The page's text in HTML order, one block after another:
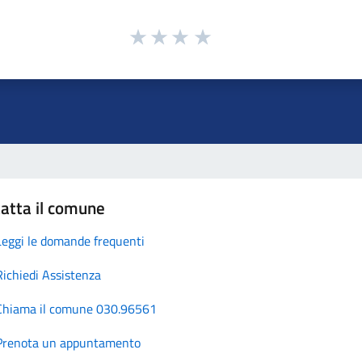
il comune
le domande frequenti
Assistenza
il comune 030.96561
un appuntamento